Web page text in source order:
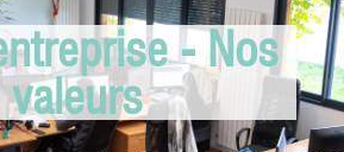
- Nos
valeurs